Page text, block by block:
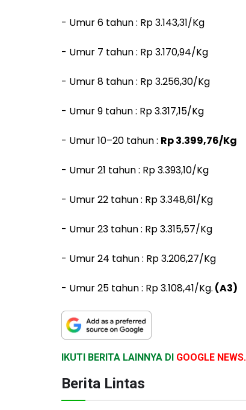
- Umur 6 tahun : Rp 3.143,31/Kg
- Umur 7 tahun : Rp 3.170,94/Kg
- Umur 8 tahun : Rp 3.256,30/Kg
- Umur 9 tahun : Rp 3.317,15/Kg
- Umur 10–20 tahun : Rp 3.399,76/Kg
- Umur 21 tahun : Rp 3.393,10/Kg
- Umur 22 tahun : Rp 3.348,61/Kg
- Umur 23 tahun : Rp 3.315,57/Kg
- Umur 24 tahun : Rp 3.206,27/Kg
- Umur 25 tahun : Rp 3.108,41/Kg. (A3)
IKUTI BERITA LAINNYA DI GOOGLE NEWS.
Berita Lintas